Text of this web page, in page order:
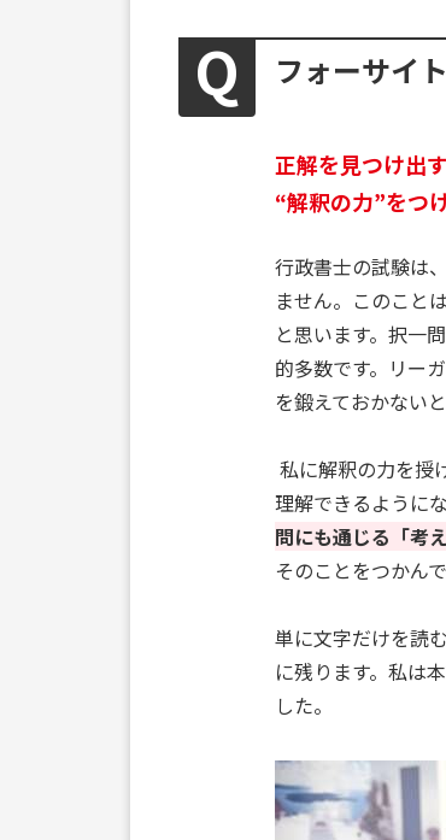
フォーサイ
正解を見つけ出
“解釈の力”をつ
行政書士の試験は
ません。このこと
と思います。択一
的多数です。リー
を鍛えておかない
私に解釈の力を授
理解できるように
問にも通じる「考
そのことをつかん
単に文字だけを読
に残ります。私は
した。